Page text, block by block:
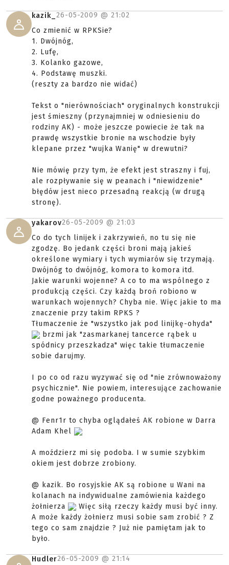
kazik_ 26-05-2009 @ 21:02
Co zmienić w RPKSie?
1. Dwójnóg,
2. Lufę,
3. Kolanko gazowe,
4. Podstawę muszki.
(reszty za bardzo nie widać)
Tekst o "nierównościach" oryginalnych konstrukcji
jest śmieszny (przynajmniej w odniesieniu do
rodziny AK) - może jeszcze powiecie że tak na
prawdę wszystkie bronie na wschodzie były
klepane przez "wujka Wanię" w drewutni?
Nie mówię przy tym, że efekt jest straszny i fuj,
ale rozpływanie się w peanach i "niewidzenie"
błędów jest nieco przesadną reakcją (w drugą
stronę).
yakarov26-05-2009 @ 21:03
Co do tych linijek i zakrzywień, no tu się nie
zgodzę. Bo jedank części broni mają jakieś
określone wymiary i tych wymiarów się trzymają.
Dwójnóg to dwójnóg, komora to komora itd.
Jakie warunki wojenne? A co to ma wspólnego z
produkcją części. Czy każdą broń robiono w
warunkach wojennych? Chyba nie. Więc jakie to ma
znaczenie przy takim RPKS ?
Tłumaczenie że "wszystko jak pod linijkę-ohyda"
brzmi jak "zasmarkanej tancerce rąbek u
spódnicy przeszkadza" więc takie tłumaczenie
sobie darujmy.
I po co od razu wyzywać się od "nie zrównoważony
psychicznie". Nie powiem, interesujące zachowanie
godne poważnego producenta.
@ Fenr1r to chyba oglądałeś AK robione w Darra
Adam Khel
A moździerz mi się podoba. I w sumie szybkim
okiem jest dobrze zrobiony.
@ kazik. Bo rosyjskie AK są robione u Wani na
kolanach na indywidualne zamówienia każdego
żołnierza
Więc siłą rzeczy każdy musi być inny.
A może każdy żołnierz musi sobie sam zrobić ? Z
tego co sam znajdzie ? Już nie pamiętam jak to
było.
Hudler26-05-2009 @ 21:14